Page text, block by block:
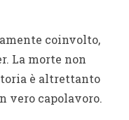
coinvolto,
La morte non
è altrettanto
vero capolavoro.